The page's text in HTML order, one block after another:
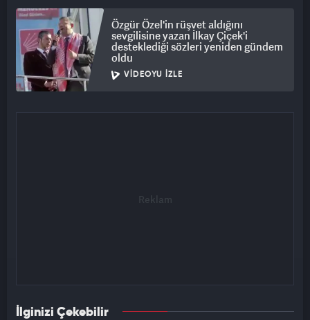
Özgür Özel'in rüşvet aldığını
sevgilisine yazan İlkay Çiçek'i
desteklediği sözleri yeniden gündem
oldu
VIDEOYU İZLE
İlginizi Çekebilir